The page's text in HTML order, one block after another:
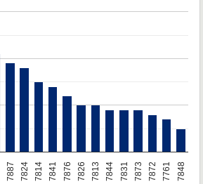
7887 7824 7814 7841 7876 7826 7813 7844 7831 7873 7872 7761 7848